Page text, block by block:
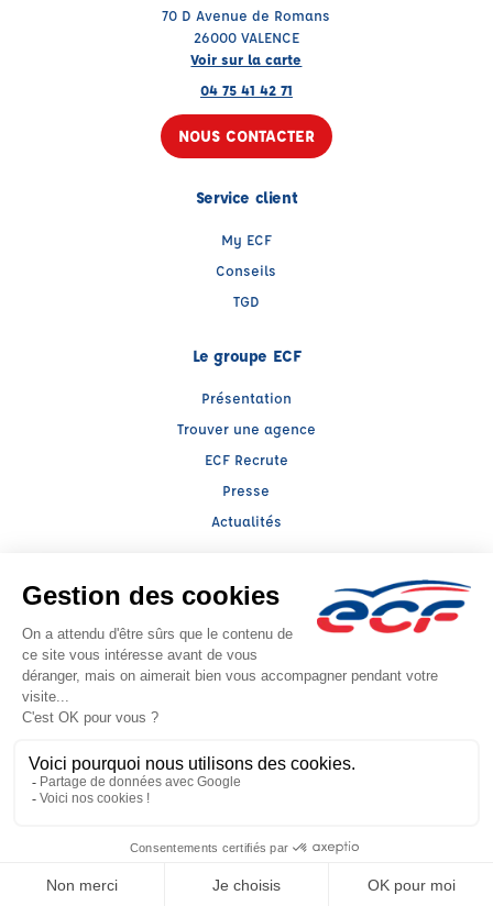
70 D Avenue de Romans
26000 VALENCE
Voir sur la carte
04 75 41 42 71
NOUS CONTACTER
Service client
My ECF
Conseils
TGD
Le groupe ECF
Présentation
Trouver une agence
ECF Recrute
Presse
Actualités
Facebook (nouvelle fenêtre)
Instagram (nouvelle fenêtre)
Raison sociale : ALIX FORMATION - Capital social: 145000€
SIREN: 422490904 - Numéro de TVA intracommunautaire: FR 11 422490904
Agrément n°E2202600030